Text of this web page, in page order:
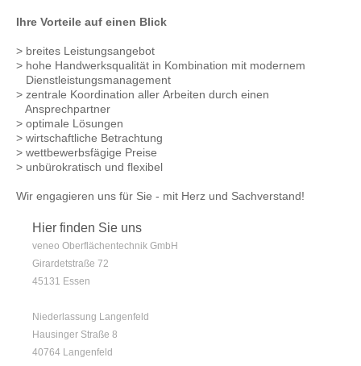
Ihre Vorteile auf einen Blick
> breites Leistungsangebot
> hohe Handwerksqualität in Kombination mit modernem
Dienstleistungsmanagement
> zentrale Koordination aller Arbeiten durch einen
Ansprechpartner
> optimale Lösungen
> wirtschaftliche Betrachtung
> wettbewerbsfägige Preise
> unbürokratisch und flexibel
Wir engagieren uns für Sie - mit Herz und Sachverstand!
Hier finden Sie uns
veneo Oberflächentechnik GmbH
Girardetstraße 72
45131 Essen
Niederlassung Langenfeld
Hausinger Straße 8
40764 Langenfeld